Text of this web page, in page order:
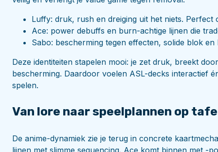
Luffy: druk, rush en dreiging uit het niets. Perfect
Ace: power debuffs en burn-achtige lijnen die
Sabo: bescherming tegen effecten, solide blok
Deze identiteiten stapelen mooi: je zet druk, breekt
bescherming. Daardoor voelen ASL-decks interactief
spelen.
Van lore naar speelplannen op
De anime-dynamiek zie je terug in concrete
lijnen met slimme sequencing. Ace komt binnen met -